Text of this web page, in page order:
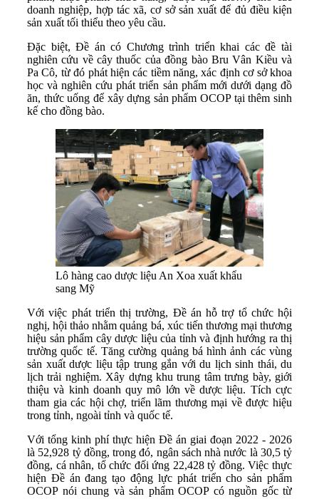
doanh nghiệp, hợp tác xã, cơ sở sản xuất để đủ điều kiện
sản xuất tối thiểu theo yêu cầu.
Đặc biệt, Đề án có Chương trình triển khai các đề tài
nghiên cứu về cây thuốc của đồng bào Bru Vân Kiều và
Pa Cô, từ đó phát hiện các tiềm năng, xác định cơ sở khoa
học và nghiên cứu phát triển sản phẩm mới dưới dạng đồ
ăn, thức uống để xây dựng sản phẩm OCOP tại thêm sinh
kế cho đồng bào.
Lô hàng cao dược liệu An Xoa xuất khẩu
sang Mỹ
Với việc phát triển thị trường, Đề án hỗ trợ tổ chức hội
nghị, hội thảo nhằm quảng bá, xúc tiến thương mại thương
hiệu sản phẩm cây dược liệu của tỉnh và định hướng ra thị
trường quốc tế. Tăng cường quảng bá hình ảnh các vùng
sản xuất dược liệu tập trung gắn với du lịch sinh thái, du
lịch trải nghiệm. Xây dựng khu trung tâm trưng bày, giới
thiệu và kinh doanh quy mô lớn về dược liệu. Tích cực
tham gia các hội chợ, triển lãm thương mại về được hiệu
trong tỉnh, ngoài tỉnh và quốc tế.
Với tổng kinh phí thực hiện Đề án giai đoạn 2022 - 2026
là 52,928 tỷ đồng, trong đó, ngân sách nhà nước là 30,5 tỷ
đồng, cá nhân, tổ chức đối ứng 22,428 tỷ đồng. Việc thực
hiện Đề án đang tạo động lực phát triển cho sản phẩm
OCOP nói chung và sản phẩm OCOP có nguồn gốc từ